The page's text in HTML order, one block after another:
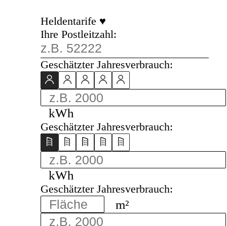
Heldentarife ♥
Ihre Postleitzahl:
Geschätzter Jahresverbrauch:
kWh
Geschätzter Jahresverbrauch:
kWh
Geschätzter Jahresverbrauch:
m²